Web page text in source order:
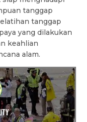
tanggap
tanggap
yang dilakukan
keahlian
alam.